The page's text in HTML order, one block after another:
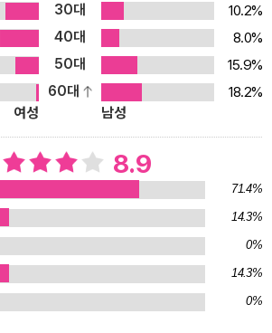
의 호응이 매우 높은 편이다. 산림치유를 통
고 신체적·정신적 건강을 회복시키는 목적뿐
휴식 등 다양한 목적을 추구한다. 해양치유
양자원을 이용해 몸과 마음의 건강을 회복하
년 11월 전남 완도에는 국내 최초로 완도해
영 중이다. 앞서 설명한 분야 외에도 정원치
산업의 분야는 다양하다. 개인·기업·국
앞으로 발전시켜야 할 미래
주목해야 할까? 첫째는 건강에 대한 관심이
들의 삶이나 생활 목적이 배고픔 해결을 넘
추구하는 형태로 변했다. 둘째는 한국 사회
다. 많은 국민이 고령화에 직면했고 치매 등
를 보내며 죽음을 기다리는 현실이다. 치유
30대
10.2%
40대
8.0%
50대
15.9%
60대
18.2%
여성
남성
8.9
71.4%
14.3%
0%
14.3%
0%